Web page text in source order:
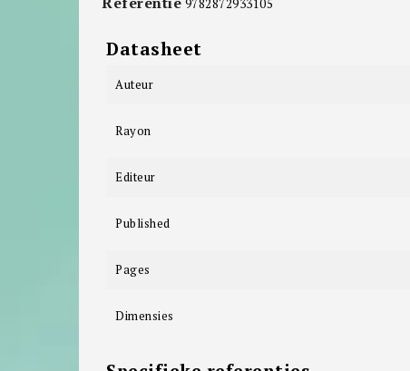
Datasheet
Auteur
Rayon
Editeur
Published
Pages
Dimensies